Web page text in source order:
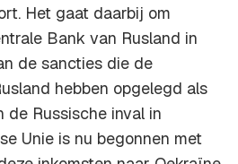
Het gaat daarbij om
Bank van Rusland in
de sancties die de
hebben opgelegd als
Russische inval in
Unie is nu begonnen met